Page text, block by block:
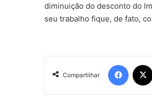
diminuição do desconto do
seu trabalho fique, de fato,
Compartilhar